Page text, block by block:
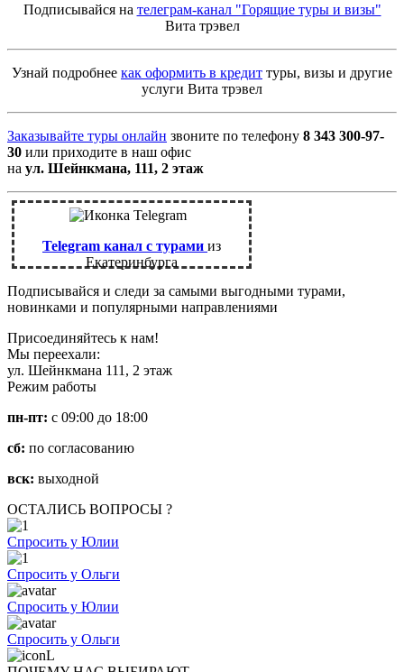
Подписывайся на телеграм-канал "Горящие туры и визы"
Вита трэвел
Узнай подробнее как оформить в кредит туры, визы и другие
услуги Вита трэвел
Заказывайте туры онлайн звоните по телефону 8 343 300-97-
30 или приходите в наш офис
на ул. Шейнкмана, 111, 2 этаж
Telegram канал с турами из
Екатеринбурга
Подписывайся и следи за самыми выгодными турами,
новинками и популярными направлениями
Присоединяйтесь к нам!
Мы переехали:
ул. Шейнкмана 111, 2 этаж
Режим работы
пн-пт: с 09:00 до 18:00
сб: по согласованию
вск: выходной
ОСТАЛИСЬ ВОПРОСЫ ?
Спросить у Юлии
Спросить у Ольги
Спросить у Юлии
Спросить у Ольги